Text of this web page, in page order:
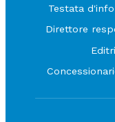
Testata
Direttore